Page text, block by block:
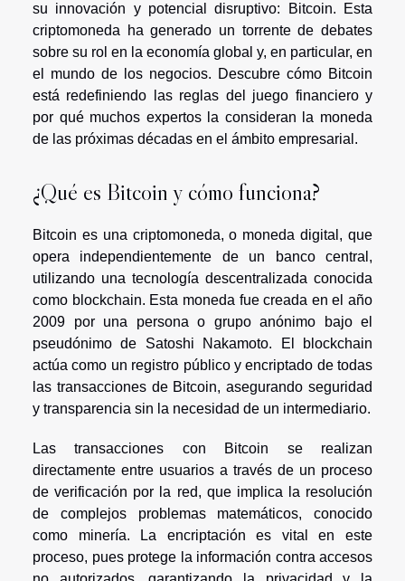
su innovación y potencial disruptivo: Bitcoin. Esta
criptomoneda ha generado un torrente de debates
sobre su rol en la economía global y, en particular, en
el mundo de los negocios. Descubre cómo Bitcoin
está redefiniendo las reglas del juego financiero y
por qué muchos expertos la consideran la moneda
de las próximas décadas en el ámbito empresarial.
¿Qué es Bitcoin y cómo funciona?
Bitcoin es una criptomoneda, o moneda digital, que
opera independientemente de un banco central,
utilizando una tecnología descentralizada conocida
como blockchain. Esta moneda fue creada en el año
2009 por una persona o grupo anónimo bajo el
pseudónimo de Satoshi Nakamoto. El blockchain
actúa como un registro público y encriptado de todas
las transacciones de Bitcoin, asegurando seguridad
y transparencia sin la necesidad de un intermediario.
Las transacciones con Bitcoin se realizan
directamente entre usuarios a través de un proceso
de verificación por la red, que implica la resolución
de complejos problemas matemáticos, conocido
como minería. La encriptación es vital en este
proceso, pues protege la información contra accesos